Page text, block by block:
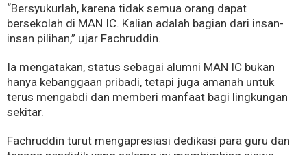
“Bersyukurlah, karena tidak semua orang dapat
bersekolah di MAN IC. Kalian adalah bagian dari insan-
insan pilihan,” ujar Fachruddin.
Ia mengatakan, status sebagai alumni MAN IC bukan
hanya kebanggaan pribadi, tetapi juga amanah untuk
terus mengabdi dan memberi manfaat bagi lingkungan
sekitar.
Fachruddin turut mengapresiasi dedikasi para guru dan